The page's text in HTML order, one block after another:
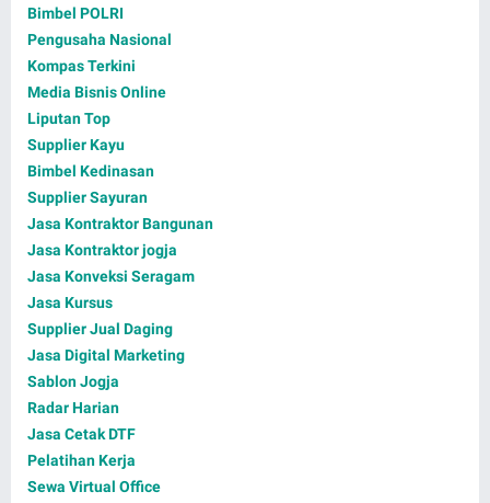
Bimbel POLRI
Pengusaha Nasional
Kompas Terkini
Media Bisnis Online
Liputan Top
Supplier Kayu
Bimbel Kedinasan
Supplier Sayuran
Jasa Kontraktor Bangunan
Jasa Kontraktor jogja
Jasa Konveksi Seragam
Jasa Kursus
Supplier Jual Daging
Jasa Digital Marketing
Sablon Jogja
Radar Harian
Jasa Cetak DTF
Pelatihan Kerja
Sewa Virtual Office